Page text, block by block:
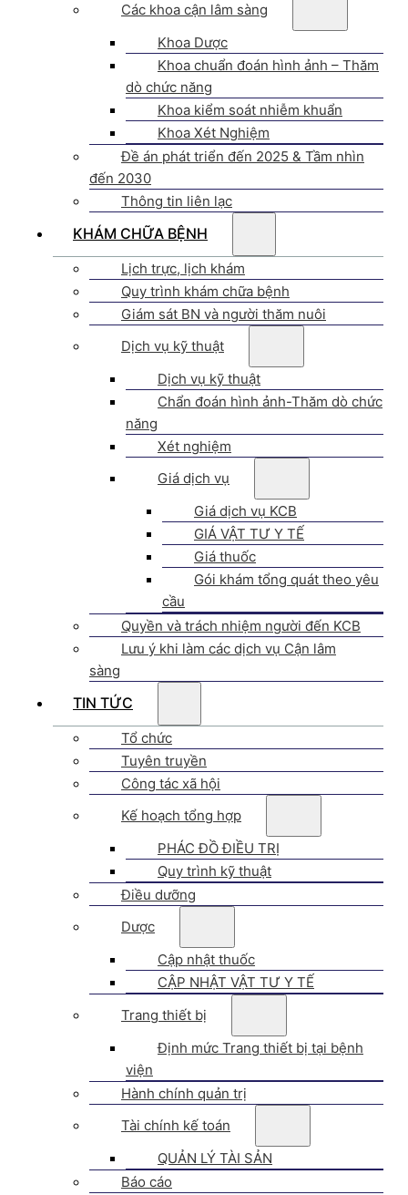
Các khoa cận lâm sàng
Khoa Dược
Khoa chuẩn đoán hình ảnh – Thăm
dò chức năng
Khoa kiểm soát nhiễm khuẩn
Khoa Xét Nghiệm
Đề án phát triển đến 2025 & Tầm nhìn
đến 2030
Thông tin liên lạc
KHÁM CHỮA BỆNH
Lịch trực, lịch khám
Quy trình khám chữa bệnh
Giám sát BN và người thăm nuôi
Dịch vụ kỹ thuật
Dịch vụ kỹ thuật
Chẩn đoán hình ảnh-Thăm dò chức
năng
Xét nghiệm
Giá dịch vụ
Giá dịch vụ KCB
GIÁ VẬT TƯ Y TẾ
Giá thuốc
Gói khám tổng quát theo yêu
cầu
Quyền và trách nhiệm người đến KCB
Lưu ý khi làm các dịch vụ Cận lâm
sàng
TIN TỨC
Tổ chức
Tuyên truyền
Công tác xã hội
Kế hoạch tổng hợp
PHÁC ĐỒ ĐIỀU TRỊ
Quy trình kỹ thuật
Điều dưỡng
Dược
Cập nhật thuốc
CẬP NHẬT VẬT TƯ Y TẾ
Trang thiết bị
Định mức Trang thiết bị tại bệnh
viện
Hành chính quản trị
Tài chính kế toán
QUẢN LÝ TÀI SẢN
Báo cáo